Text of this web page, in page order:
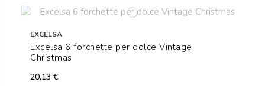
EXCELSA
Excelsa 6 forchette per dolce Vintage
Christmas
20,13 €